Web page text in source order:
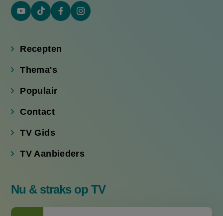
YouTube
link)
Tiktok
link)
Facebook
link)
Instagram
Recepten
Thema's
Populair
Contact
TV Gids
TV Aanbieders
Nu & straks op TV